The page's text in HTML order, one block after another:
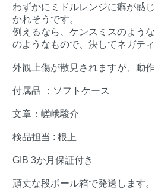
わずかにミドルレンジに癖が感
かれそうです。
例えるなら、ケンスミスのよう
のようなもので、決してネガテ
外観上傷が散見されますが、動
付属品 ：ソフトケース
文章：嵯峨駿介
検品担当 : 根上
GIB 3か月保証付き
頑丈な段ボール箱で発送します。